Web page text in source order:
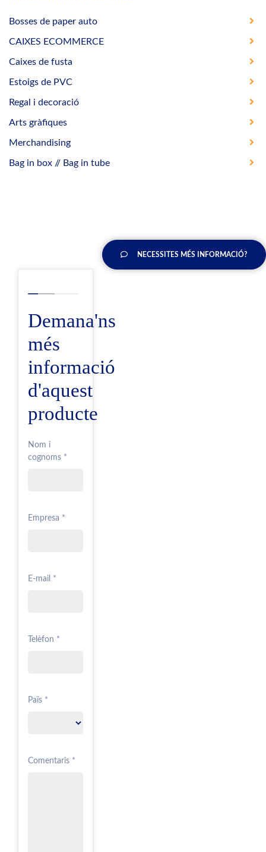
Bosses de paper auto
CAIXES ECOMMERCE
Caixes de fusta
Estoigs de PVC
Regal i decoració
Arts gràfiques
Merchandising
Bag in box // Bag in tube
NECESSITES MÉS INFORMACIÓ?
Demana'ns
més
informació
d'aquest
producte
Nom i
cognoms *
Empresa *
E-mail *
Telèfon *
Païs *
Comentaris *